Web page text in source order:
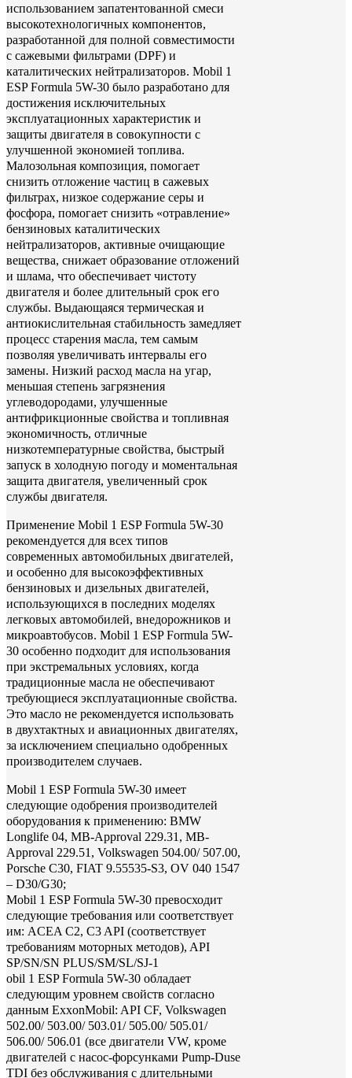
использованием запатентованной смеси
высокотехнологичных компонентов,
разработанной для полной совместимости
с сажевыми фильтрами (DPF) и
каталитических нейтрализаторов. Mobil 1
ESP Formula 5W-30 было разработано для
достижения исключительных
эксплуатационных характеристик и
защиты двигателя в совокупности с
улучшенной экономией топлива.
Малозольная композиция, помогает
снизить отложение частиц в сажевых
фильтрах, низкое содержание серы и
фосфора, помогает снизить «отравление»
бензиновых каталитических
нейтрализаторов, активные очищающие
вещества, снижает образование отложений
и шлама, что обеспечивает чистоту
двигателя и более длительный срок его
службы. Выдающаяся термическая и
антиокислительная стабильность замедляет
процесс старения масла, тем самым
позволяя увеличивать интервалы его
замены. Низкий расход масла на угар,
меньшая степень загрязнения
углеводородами, улучшенные
антифрикционные свойства и топливная
экономичность, отличные
низкотемпературные свойства, быстрый
запуск в холодную погоду и моментальная
защита двигателя, увеличенный срок
службы двигателя.
Применение Mobil 1 ESP Formula 5W-30
рекомендуется для всех типов
современных автомобильных двигателей,
и особенно для высокоэффективных
бензиновых и дизельных двигателей,
использующихся в последних моделях
легковых автомобилей, внедорожников и
микроавтобусов. Mobil 1 ESP Formula 5W-
30 особенно подходит для использования
при экстремальных условиях, когда
традиционные масла не обеспечивают
требующиеся эксплуатационные свойства.
Это масло не рекомендуется использовать
в двухтактных и авиационных двигателях,
за исключением специально одобренных
производителем случаев.
Mobil 1 ESP Formula 5W-30 имеет
следующие одобрения производителей
оборудования к применению: BMW
Longlife 04, MB-Approval 229.31, MB-
Approval 229.51, Volkswagen 504.00/ 507.00,
Porsche C30, FIAT 9.55535-S3, OV 040 1547
– D30/G30;
Mobil 1 ESP Formula 5W-30 превосходит
следующие требования или соответствует
им: ACEA C2, C3 API (соответствует
требованиям моторных методов), API
SP/SN/SN PLUS/SM/SL/SJ-1
obil 1 ESP Formula 5W-30 обладает
следующим уровнем свойств согласно
данным ExxonMobil: API CF, Volkswagen
502.00/ 503.00/ 503.01/ 505.00/ 505.01/
506.00/ 506.01 (все двигатели VW, кроме
двигателей с насос-форсунками Pump-Duse
TDI без обслуживания с длительными